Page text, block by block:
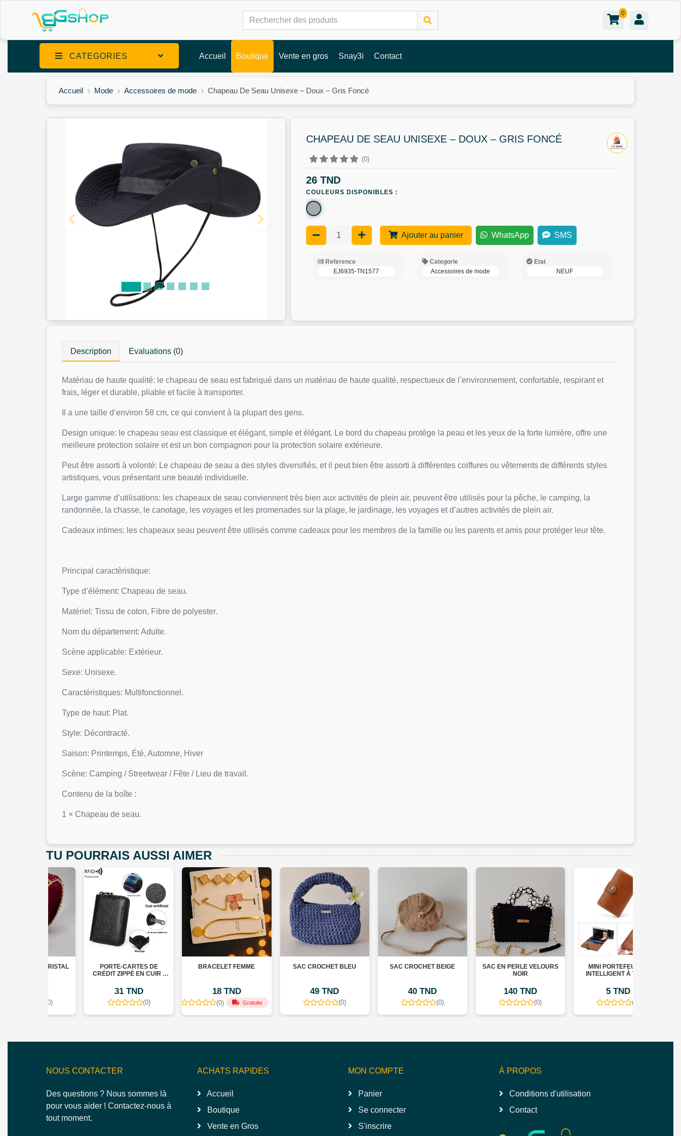
0
CATEGORIES Accueil Boutique Vente en gros Snay3i Contact
Accueil Mode Accessoires de mode Chapeau De Seau Unisexe – Doux – Gris Foncé
CHAPEAU DE SEAU UNISEXE – DOUX – GRIS FONCÉ
(0)
26 TND
COULEURS DISPONIBLES :
Ajouter au panier WhatsApp SMS
Reference
EJ6935-TN1577
Categorie
Accessoires de mode
Etat
NEUF
Description Evaluations (0)
Matériau de haute qualité: le chapeau de seau est fabriqué dans un matériau de haute qualité, respectueux de l’environnement, confortable, respirant et
frais, léger et durable, pliable et facile à transporter.
Il a une taille d’environ 58 cm, ce qui convient à la plupart des gens.
Design unique: le chapeau seau est classique et élégant, simple et élégant. Le bord du chapeau protège la peau et les yeux de la forte lumière, offre une
meilleure protection solaire et est un bon compagnon pour la protection solaire extérieure.
Peut être assorti à volonté: Le chapeau de seau a des styles diversifiés, et il peut bien être assorti à différentes coiffures ou vêtements de différents styles
artistiques, vous présentant une beauté individuelle.
Large gamme d’utilisations: les chapeaux de seau conviennent très bien aux activités de plein air, peuvent être utilisés pour la pêche, le camping, la
randonnée, la chasse, le canotage, les voyages et les promenades sur la plage, le jardinage, les voyages et d’autres activités de plein air.
Cadeaux intimes: les chapeaux seau peuvent être utilisés comme cadeaux pour les membres de la famille ou les parents et amis pour protéger leur tête.
Principal caractèristique:
Type d’élément: Chapeau de seau.
Matériel: Tissu de coton, Fibre de polyester.
Nom du département: Adulte.
Scène applicable: Extérieur.
Sexe: Unisexe.
Caractéristiques: Multifonctionnel.
Type de haut: Plat.
Style: Décontracté.
Saison: Printemps, Été, Automne, Hiver
Scène: Camping / Streetwear / Fête / Lieu de travail.
Contenu de la boîte :
1 × Chapeau de seau.
TU POURRAIS AUSSI AIMER
PORTE-CARTES DE
CRÉDIT ZIPPÉ EN CUIR -
EMPLACEMENTS POUR
(0)
BRACELET FEMME
(0) Gratuite
SAC CROCHET BLEU
(0)
SAC CROCHET BEIGE
(0)
SAC EN PERLE VELOURS
(0)
MINI PORTEFEUILLE
INTELLIGENT À TROIS
CARBONE ET CUIR – 5
CARTES BEIGE
(0)
NOUS CONTACTER
Des questions ? Nous sommes là
pour vous aider ! Contactez-nous à
tout moment.
ACHATS RAPIDES
Accueil
Boutique
Vente en Gros
MON COMPTE
Panier
Se connecter
S'inscrire
À PROPOS
Conditions d'utilisation
Contact